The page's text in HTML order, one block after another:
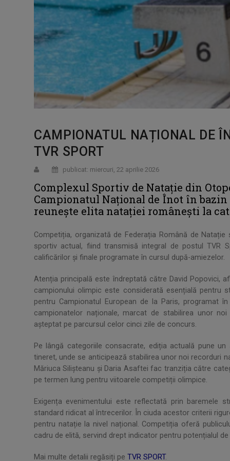
CAMPIONATUL NAȚIONAL DE
TVR SPORT
publicat: miercuri, 22 aprilie 2026
Complexul Sportiv de Natație din
Campionatul Național de Înot în
reunește elita natației românești la
Competiția, organizată de Federația Română de
sportiv actual, fiind transmisă integral de postul TVR
calificărilor și finale programate în cursul după-amiezelor.
Atenția principală este îndreptată către David Popovici,
campionului olimpic este considerată esențială pentru
pentru Campionatul European de la Paris, programat
campionatelor naționale, marcat de stabilirea unor
așteptat pe parcursul celor cinci zile de concurs.
Pe lângă categoriile consacrate, ediția actuală pune
tineret, unde se anticipează stabilirea unor noi recorduri
Măriuca Silișteanu și Daria Asaftei fac tranziția către
pe termen lung pentru viitoarele competiții olimpice.
Exigența evenimentului este reflectată prin baremele
standard ridicat al întrecerilor. În ciuda acestor criterii
pentru natație la nivel național. Competiția oferă
cadru de elită, servind drept indicator pentru potențialul
Mai multe detalii regăsiți pe TVR SPORT.